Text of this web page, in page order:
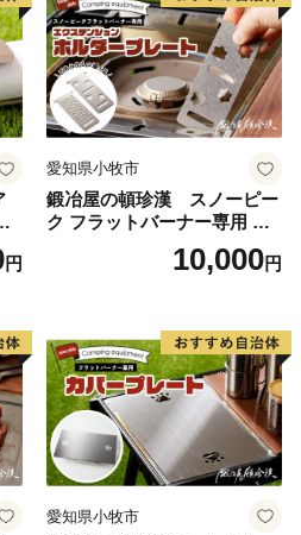
るまち、選ばれるまちとなり
ますので、宇都宮を知ってい
ようお願い申し上げます。
円
愛知県小牧市
鍛冶屋の頓珍漢 スノーピー
ク フラットバーナー専用 エ
クステンションホルダープレ
ート IGT (2種から選べる) [05
10,000円
愛知県小牧市